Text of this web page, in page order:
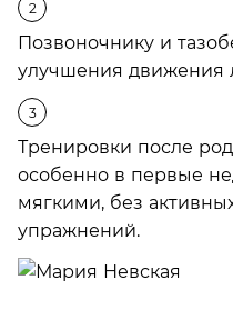
Позвоночнику и
улучшения движения
Тренировки после
особенно в первые
мягкими, без
упражнений.